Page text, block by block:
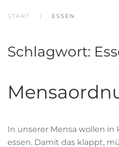
START ESSEN
Schlagwort:
In unserer Mensa wollen in
essen. Damit das klappt,